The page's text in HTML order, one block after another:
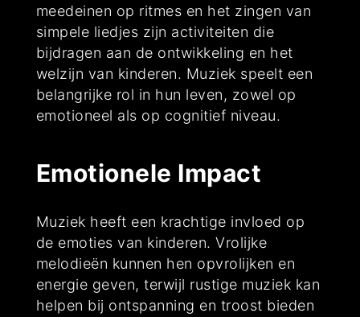
meedeinen op ritmes en het zingen van
simpele liedjes zijn activiteiten die
bijdragen aan de ontwikkeling en het
welzijn van kinderen. Muziek speelt een
belangrijke rol in hun leven, zowel op
emotioneel als op cognitief niveau.
Emotionele Impact
Muziek heeft een krachtige invloed op
de emoties van kinderen. Vrolijke
melodieën kunnen hen opvrolijken en
energie geven, terwijl rustige muziek kan
helpen bij ontspanning en troost bieden